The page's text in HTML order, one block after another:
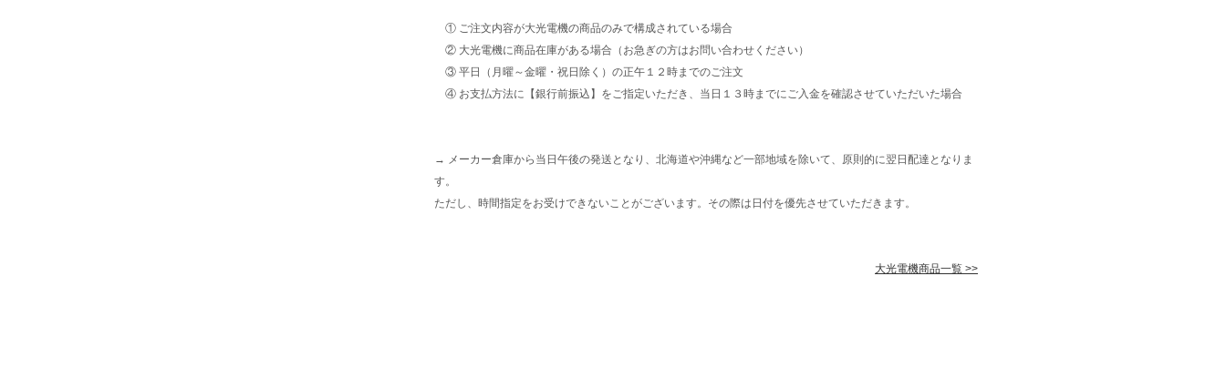
① ご注文内容が大光電機の商品のみで構成されている場合
② 大光電機に商品在庫がある場合（お急ぎの方はお問い合わせください）
③ 平日（月曜～金曜・祝日除く）の正午１２時までのご注文
④ お支払方法に【銀行前振込】をご指定いただき、当日１３時までにご入金を確認させていただいた場合
→ メーカー倉庫から当日午後の発送となり、北海道や沖縄など一部地域を除いて、原則的に翌日配達となりま
す。
ただし、時間指定をお受けできないことがございます。その際は日付を優先させていただきます。
大光電機商品一覧 >>